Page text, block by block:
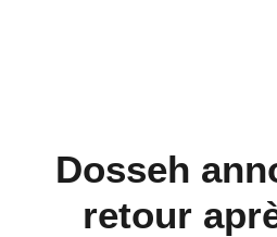
Dosseh
retour